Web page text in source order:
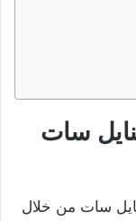
سات
سات من خلال